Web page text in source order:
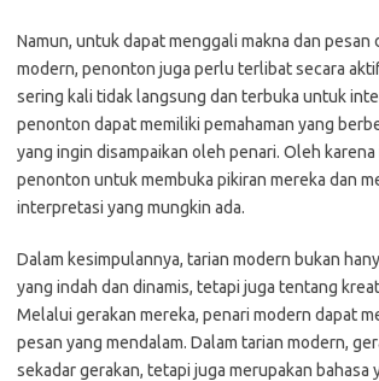
Namun, untuk dapat menggali makna dan pesan
modern, penonton juga perlu terlibat secara
sering kali tidak langsung dan terbuka untuk
penonton dapat memiliki pemahaman yang
yang ingin disampaikan oleh penari. Oleh
penonton untuk membuka pikiran mereka dan
interpretasi yang mungkin ada.
Dalam kesimpulannya, tarian modern bukan
yang indah dan dinamis, tetapi juga tentang
Melalui gerakan mereka, penari modern dapat
pesan yang mendalam. Dalam tarian modern,
sekadar gerakan, tetapi juga merupakan bahasa